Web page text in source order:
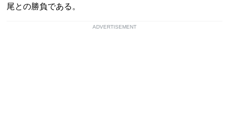
尾との勝負である。
ADVERTISEMENT